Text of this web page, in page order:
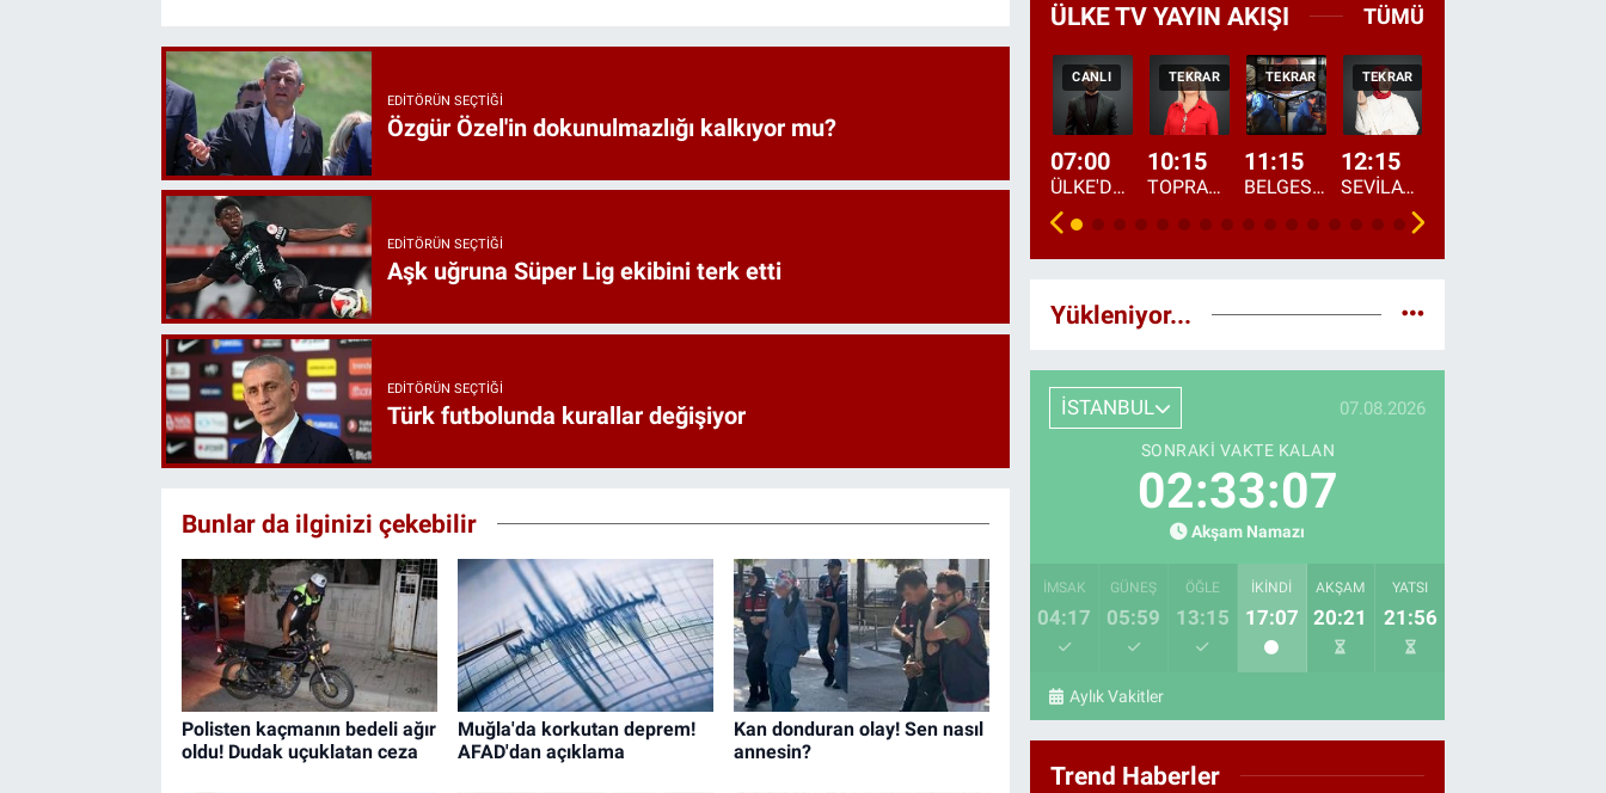
EDITÖRÜN SEÇTIĞI
Özgür Özel'in dokunulmazlığı kalkıyor mu?
EDITÖRÜN SEÇTIĞI
Aşk uğruna Süper Lig ekibini terk etti
EDITÖRÜN SEÇTIĞI
Türk futbolunda kurallar değişiyor
Bunlar da ilginizi çekebilir
Polisten kaçmanın bedeli ağır
oldu! Dudak uçuklatan ceza
Muğla'da korkutan deprem!
AFAD'dan açıklama
Kan donduran olay! Sen nasıl
annesin?
ÜLKE TV YAYIN AKIŞI TÜMÜ
CANLI
07:00
ÜLKE'DE BU SABAH
TEKRAR
10:15
TOPRAKTAN SOFRAYA
TEKRAR
11:15
BELGESEL: "ÜLKE'NİN ALIN TERİ"
TEKRAR
12:15
SEVİLAY SUNGUR İLE ELİMİN BEREKETİ
Yükleniyor...
İSTANBUL 07.08.2026
SONRAKI VAKTE KALAN
02:33:06
Akşam Namazı
İMSAK
04:17
GÜNEŞ
05:59
ÖĞLE
13:15
İKINDI
17:07
AKŞAM
20:21
YATSI
21:56
Aylık Vakitler
Trend Haberler